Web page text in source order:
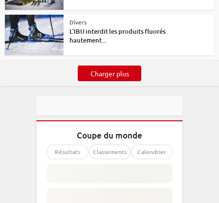
Divers
L’IBU interdit les produits fluorés
hautement...
Charger plus
Coupe du monde
Résultats Classements Calendrier